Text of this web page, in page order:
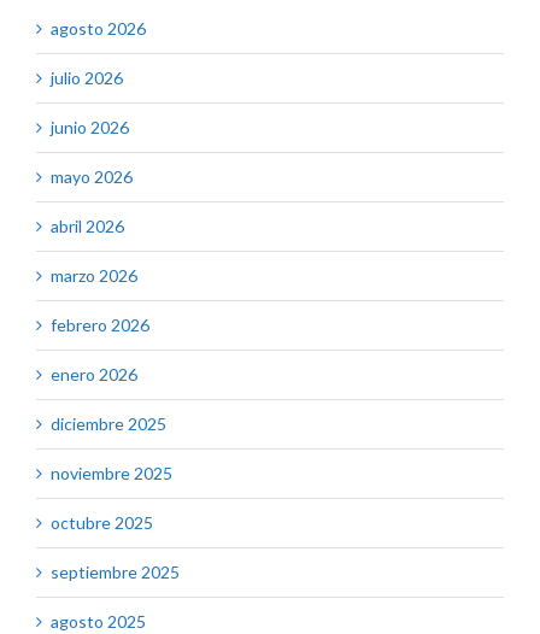
agosto 2026
julio 2026
junio 2026
mayo 2026
abril 2026
marzo 2026
febrero 2026
enero 2026
diciembre 2025
noviembre 2025
octubre 2025
septiembre 2025
agosto 2025